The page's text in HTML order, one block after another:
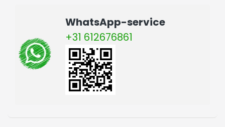
WhatsApp-service
+31 612676861